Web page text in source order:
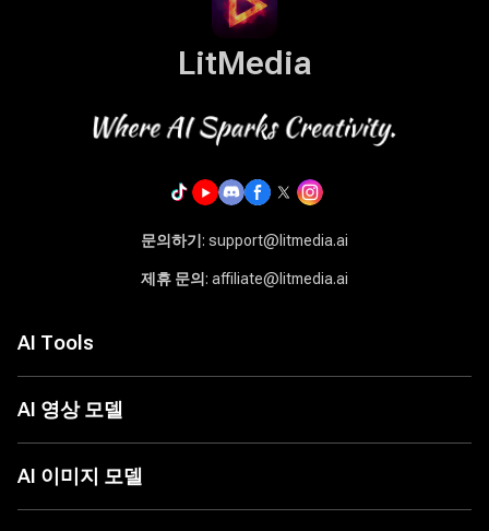
LitMedia
문의하기 : support@litmedia.ai
제휴 문의: affiliate@litmedia.ai
AI Tools
AI 음악 생성기
Seed Audio 1.0
이미지 → 비디오
텍스트 → 비디오
이미지에서 이미지로
AI 영상 모델
Seedance 2.5
Seedance 2.0
AI 이미지 모델